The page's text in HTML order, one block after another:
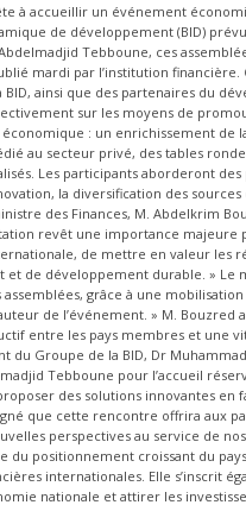
à accueillir un événement
de développement (BID)
Tebboune, ces
mardi par l’institution
BID, ainsi que des partenaires du
sur les moyens de
: un enrichissement de
au secteur privé, des tables
Les participants aborderont
la diversification des
des Finances, M. Abdelkrim
revêt une importance majeure
de mettre en valeur les
et de développement durable. » Le
assemblées, grâce à une
de l’événement. » M.
entre les pays membres et une
du Groupe de la BID, Dr
Tebboune pour l’accueil
des solutions innovantes en
que cette rencontre offrira aux
perspectives au service de
du positionnement croissant du
internationales. Elle s’inscrit
nationale et attirer les